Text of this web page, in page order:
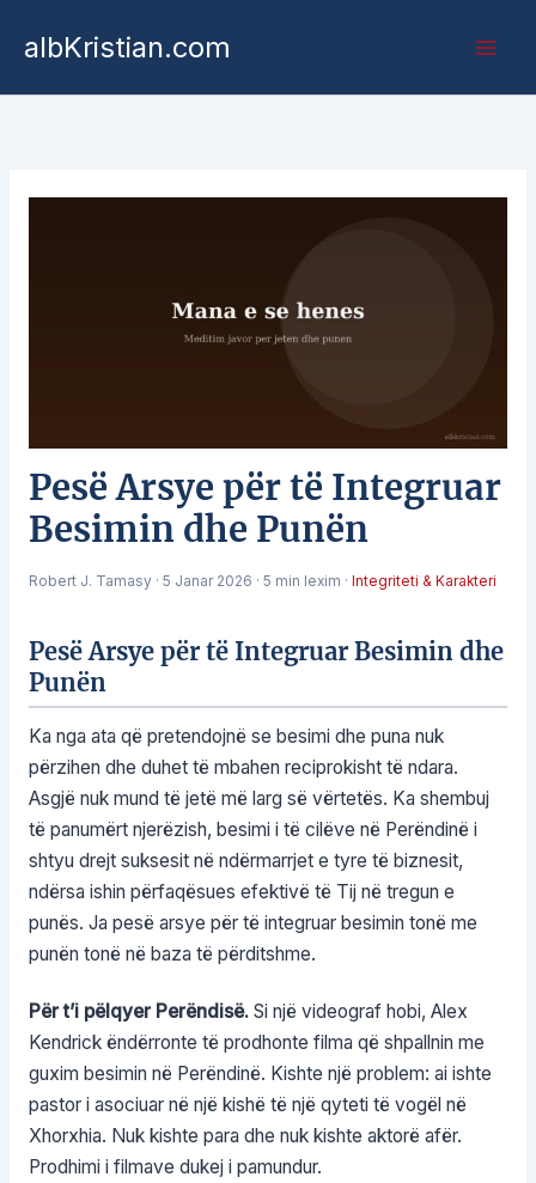
albKristian.com
Pesë Arsye për të Integruar
Besimin dhe Punën
Robert J. Tamasy· 5 Janar 2026 · 5 min lexim · Integriteti & Karakteri
Pesë Arsye për të Integruar Besimin dhe
Punën
Ka nga ata që pretendojnë se besimi dhe puna nuk
përzihen dhe duhet të mbahen reciprokisht të ndara.
Asgjë nuk mund të jetë më larg së vërtetës. Ka shembuj
të panumërt njerëzish, besimi i të cilëve në Perëndinë i
shtyu drejt suksesit në ndërmarrjet e tyre të biznesit,
ndërsa ishin përfaqësues efektivë të Tij në tregun e
punës. Ja pesë arsye për të integruar besimin tonë me
punën tonë në baza të përditshme.
Për t’i pëlqyer Perëndisë.Si një videograf hobi, Alex
Kendrick ëndërronte të prodhonte filma që shpallnin me
guxim besimin në Perëndinë. Kishte një problem: ai ishte
pastor i asociuar në një kishë të një qyteti të vogël në
Xhorxhia. Nuk kishte para dhe nuk kishte aktorë afër.
Prodhimi i filmave dukej i pamundur.